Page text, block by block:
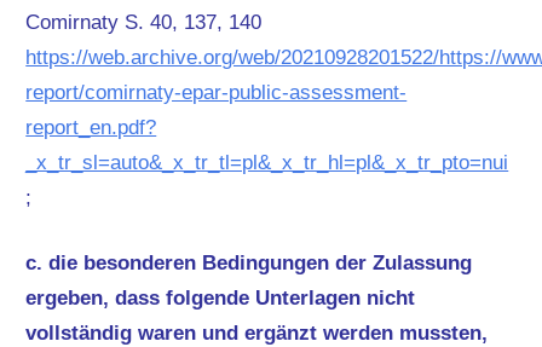
Comirnaty S. 40, 137, 140
https://web.archive.org/web/20210928201522/https://
report/comirnaty-epar-public-assessment-
report_en.pdf?
_x_tr_sl=auto&_x_tr_tl=pl&_x_tr_hl=pl&_x_tr_pto=nui
;
c. die besonderen Bedingungen der Zulassung
ergeben, dass folgende Unterlagen nicht
vollständig waren und ergänzt werden mussten,